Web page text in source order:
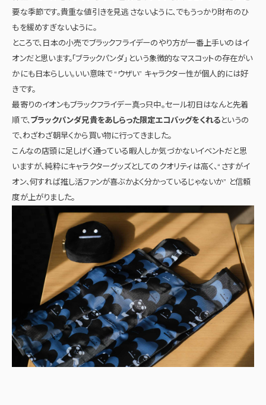
要な季節です。貴重な値引きを見逃さないように、でもうっかり財布のひ
もを緩めすぎないように。
ところで、日本の小売でブラックフライデーのやり方が一番上手いのはイ
オンだと思います。「ブラックパンダ」 という象徴的なマスコットの存在がい
かにも日本らしい。いい意味で “ウザい” キャラクター性が個人的には好
きです。
最寄りのイオンもブラックフライデー真っ只中。セール初日はなんと先着
順で、ブラックパンダ兄貴をあしらった限定エコバッグをくれる というの
で、わざわざ朝早くから買い物に行ってきました。
こんなの店頭に足しげく通っている暇人しか気づかないイベントだと思
いますが、純粋にキャラクターグッズとしてのクオリティは高く、“さすがイ
オン、何すれば推し活ファンが喜ぶかよく分かっているじゃないか” と信頼
度が上がりました。